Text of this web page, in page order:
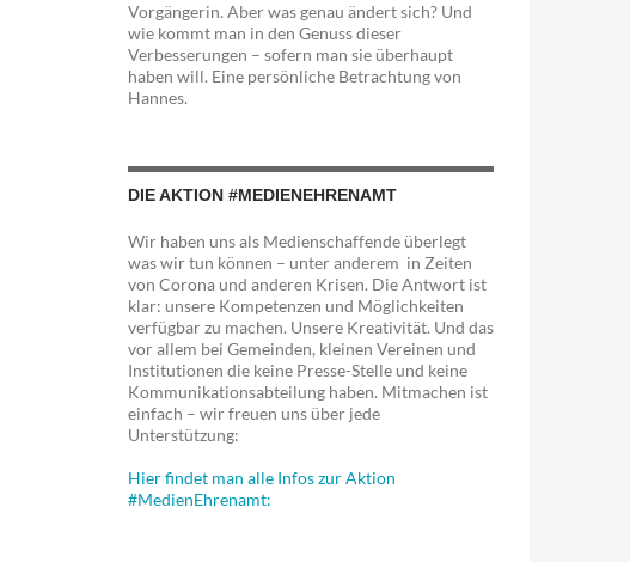
Vorgängerin. Aber was genau ändert sich? Und
wie kommt man in den Genuss dieser
Verbesserungen – sofern man sie überhaupt
haben will. Eine persönliche Betrachtung von
Hannes.
DIE AKTION #MEDIENEHRENAMT
Wir haben uns als Medienschaffende überlegt
was wir tun können – unter anderem in Zeiten
von Corona und anderen Krisen. Die Antwort ist
klar: unsere Kompetenzen und Möglichkeiten
verfügbar zu machen. Unsere Kreativität. Und das
vor allem bei Gemeinden, kleinen Vereinen und
Institutionen die keine Presse-Stelle und keine
Kommunikationsabteilung haben. Mitmachen ist
einfach – wir freuen uns über jede
Unterstützung:
Hier findet man alle Infos zur Aktion
#MedienEhrenamt: